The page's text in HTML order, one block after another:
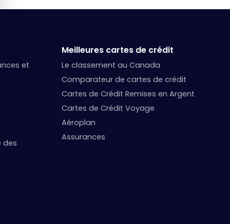
et
des
Meilleures cartes de crédit
Le classement au Canada
Comparateur de cartes de crédit
Cartes de Crédit Remises en Argent
Cartes de Crédit Voyage
Aéroplan
Assurances